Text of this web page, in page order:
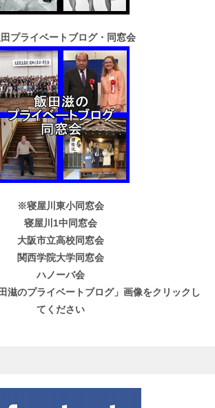
プライベートブログ・同窓会
※寝屋川東小同窓会
寝屋川1中同窓会
大阪市立高校同窓会
関西学院大学同窓会
ハノーバ会
滋のプライベートブログ」画像をクリックし
てください